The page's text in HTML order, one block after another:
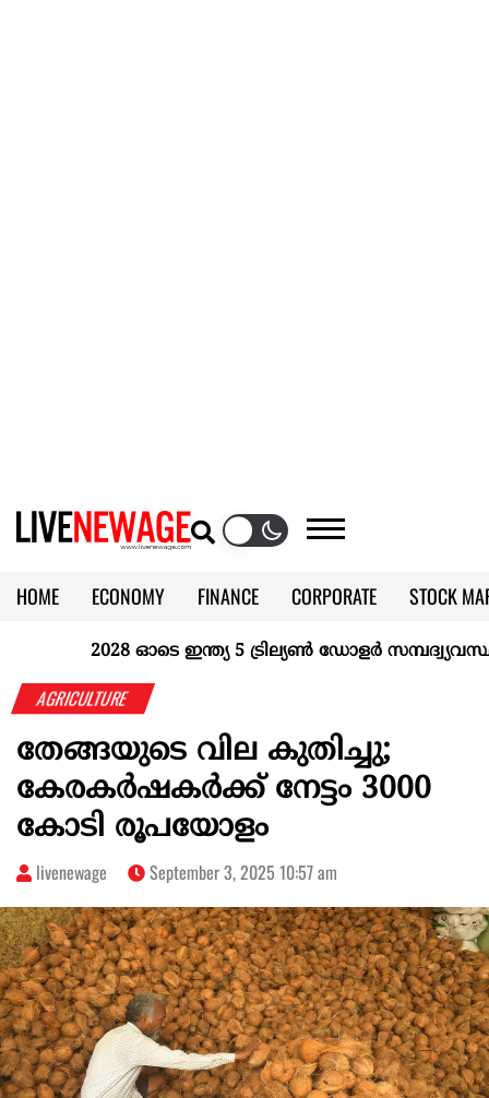
HOME ECONOMY FINANCE CORPORATE
STOCK
KERALA @70
2028 ഓടെ ഇന്ത്യ 5 ട്രില്യണ്‍ ഡോളര്‍
AGRICULTURE
തേങ്ങയുടെ വില കുതിച്ചു;
കേരകര്‍ഷകര്‍ക്ക് നേട്ടം 3000
കോടി രൂപയോളം
livenewage September 3, 2025 10:57 am